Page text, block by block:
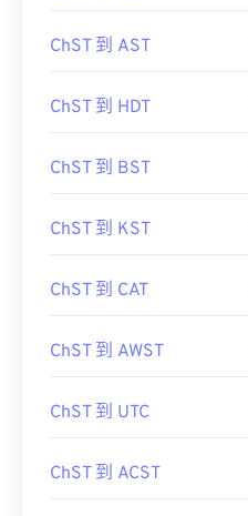
ChST 到 AST
ChST 到 HDT
ChST 到 BST
ChST 到 KST
ChST 到 CAT
ChST 到 AWST
ChST 到 UTC
ChST 到 ACST